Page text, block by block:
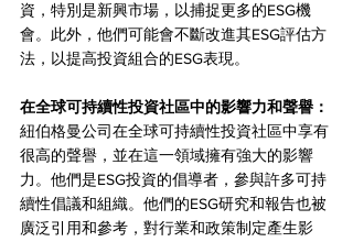
資，特別是新興市場，以捕捉更多的ESG機
會。此外，他們可能會不斷改進其ESG評估方
法，以提高投資組合的ESG表現。
在全球可持續性投資社區中的影響力和聲譽：
紐伯格曼公司在全球可持續性投資社區中享有
很高的聲譽，並在這一領域擁有強大的影響
力。他們是ESG投資的倡導者，參與許多可持
續性倡議和組織。他們的ESG研究和報告也被
廣泛引用和參考，對行業和政策制定產生影